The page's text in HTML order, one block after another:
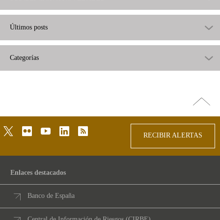
Últimos posts
Categorías
arriba
twitterflickr youtubelinkedinrss
RECIBIR ALERTAS
Enlaces destacados
Banco de España